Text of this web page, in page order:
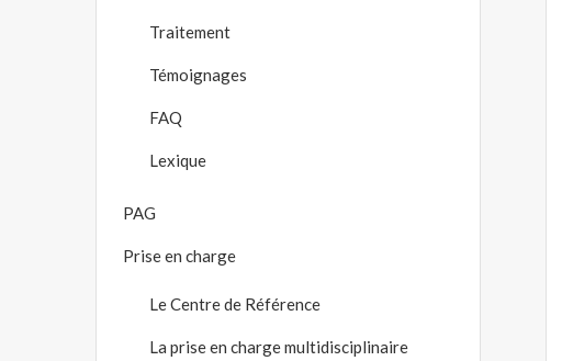
Traitement
Témoignages
FAQ
Lexique
PAG
Prise en charge
Le Centre de Référence
La prise en charge multidisciplinaire